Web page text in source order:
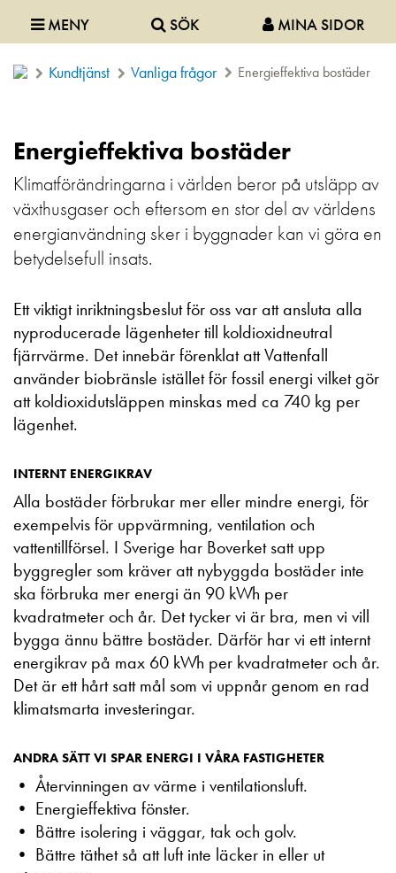
MENY SÖK MINA SIDOR
Kundtjänst Vanliga frågor Energieffektiva bostäder
Energieffektiva bostäder
Klimatförändringarna i världen beror på utsläpp av
växthusgaser och eftersom en stor del av världens
energianvändning sker i byggnader kan vi göra en
betydelsefull insats.
Ett viktigt inriktningsbeslut för oss var att ansluta alla
nyproducerade lägenheter till koldioxidneutral
fjärrvärme. Det innebär förenklat att Vattenfall
använder biobränsle istället för fossil energi vilket gör
att koldioxidutsläppen minskas med ca 740 kg per
lägenhet.
INTERNT ENERGIKRAV
Alla bostäder förbrukar mer eller mindre energi, för
exempelvis för uppvärmning, ventilation och
vattentillförsel. I Sverige har Boverket satt upp
byggregler som kräver att nybyggda bostäder inte
ska förbruka mer energi än 90 kWh per
kvadratmeter och år. Det tycker vi är bra, men vi vill
bygga ännu bättre bostäder. Därför har vi ett internt
energikrav på max 60 kWh per kvadratmeter och år.
Det är ett hårt satt mål som vi uppnår genom en rad
klimatsmarta investeringar.
ANDRA SÄTT VI SPAR ENERGI I VÅRA FASTIGHETER
• Återvinningen av värme i ventilationsluft.
• Energieffektiva fönster.
• Bättre isolering i väggar, tak och golv.
• Bättre täthet så att luft inte läcker in eller ut